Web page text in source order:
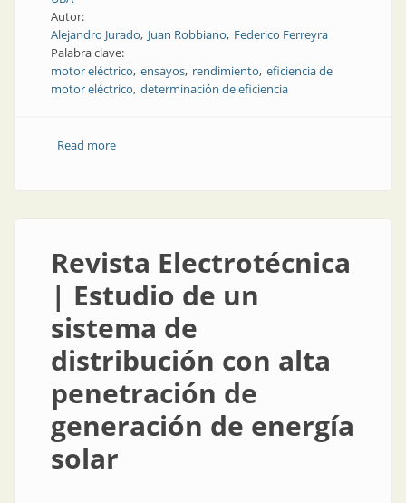
Autor:
Alejandro Jurado Juan Robbiano Federico Ferreyra
Palabra clave:
motor eléctrico ensayos rendimiento eficiencia de
motor eléctrico determinación de eficiencia
Read moreabout Nota técnica | Determinación in situ de la
Revista Electrotécnica
| Estudio de un
sistema de
distribución con alta
penetración de
generación de energía
solar